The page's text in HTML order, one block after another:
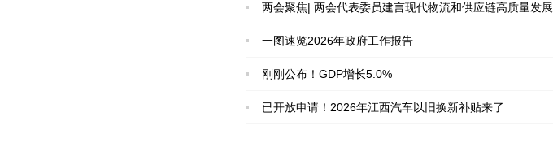
两会聚焦| 两会代表委员建言现代物流和供应链高质量发展
一图速览2026年政府工作报告
刚刚公布！GDP增长5.0%
已开放申请！2026年江西汽车以旧换新补贴来了